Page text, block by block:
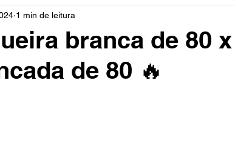
branca de 80
de 80 🔥
1 min de leitura